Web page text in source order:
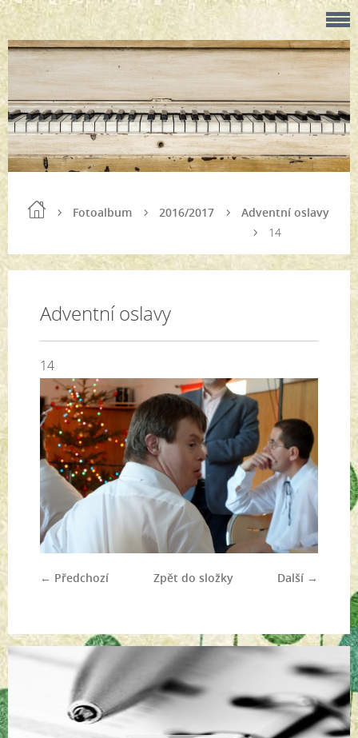
Fotoalbum 2016/2017
Adventní oslavy
14
Adventní oslavy
14
← Předchozí Další →
Zpět do složky